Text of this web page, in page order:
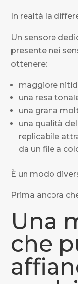
In realtà la
Un sensore
presente nei
ottenere:
maggiore
una resa
una grana
una qualità
replicabile
da un file a
È un modo
Prima ancora
Una
che